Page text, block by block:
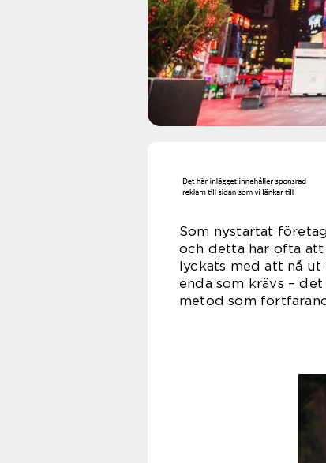
Som nystartat
och detta har ofta
lyckats med att nå
enda som krävs –
metod som